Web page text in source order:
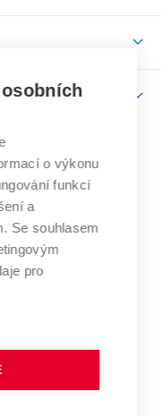
učení
technické
o výkonu
funkcí
a
Se souhlasem
pro